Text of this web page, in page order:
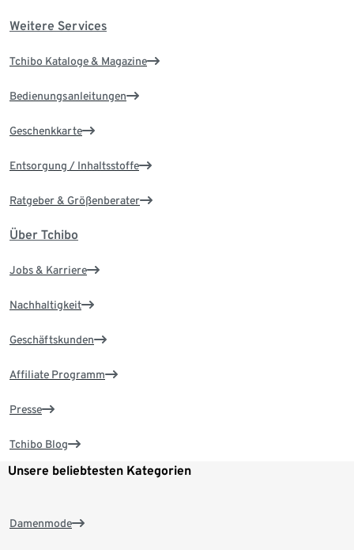
Weitere Services
Tchibo Kataloge & Magazine
Bedienungsanleitungen
Geschenkkarte
Entsorgung / Inhaltsstoffe
Ratgeber & Größenberater
Über Tchibo
Jobs & Karriere
Nachhaltigkeit
Geschäftskunden
Affiliate Programm
Presse
Tchibo Blog
Unsere beliebtesten Kategorien
Damenmode